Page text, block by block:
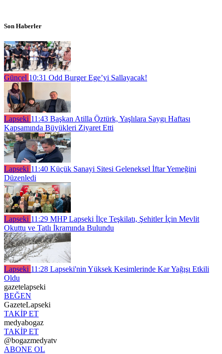
Son Haberler
Güncel 10:31 Odd Burger Ege’yi Sallayacak!
Lapseki 11:43 Başkan Atilla Öztürk, Yaşlılara Saygı Haftası
Kapsamında Büyükleri Ziyaret Etti
Lapseki 11:40 Küçük Sanayi Sitesi Geleneksel İftar Yemeğini
Düzenledi
Lapseki 11:29 MHP Lapseki İlçe Teşkilatı, Şehitler İçin Mevlit
Okuttu ve Tatlı İkramında Bulundu
Lapseki 11:28 Lapseki'nin Yüksek Kesimlerinde Kar Yağışı Etkili
Oldu
gazetelapseki
BEĞEN
GazeteLapseki
TAKİP ET
medyabogaz
TAKİP ET
@bogazmedyatv
ABONE OL